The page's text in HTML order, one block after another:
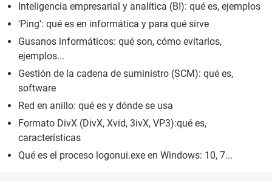
Inteligencia empresarial y analítica (BI): qué es, ejemplos
'Ping': qué es en informática y para qué sirve
Gusanos informáticos: qué son, cómo evitarlos,
ejemplos...
Gestión de la cadena de suministro (SCM): qué es,
software
Red en anillo: qué es y dónde se usa
Formato DivX (DivX, Xvid, 3ivX, VP3):qué es,
características
Qué es el proceso logonui.exe en Windows: 10, 7...